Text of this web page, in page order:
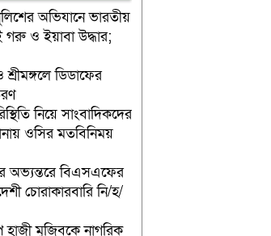
অভিযানে ভারতীয়
গরু ও ইয়াবা উদ্ধার;
ডিডাফের
নিয়ে সাংবাদিকদের
ওসির মতবিনিময়
অভ্যন্তরে বিএসএফের
চোরাকারবারি নি/হ/
মুজিবকে নাগরিক